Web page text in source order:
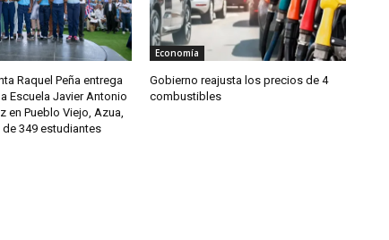
Raquel Peña entrega
Escuela Javier Antonio
en Pueblo Viejo, Azua,
349 estudiantes
Economía
Gobierno reajusta los precios de 4
combustibles